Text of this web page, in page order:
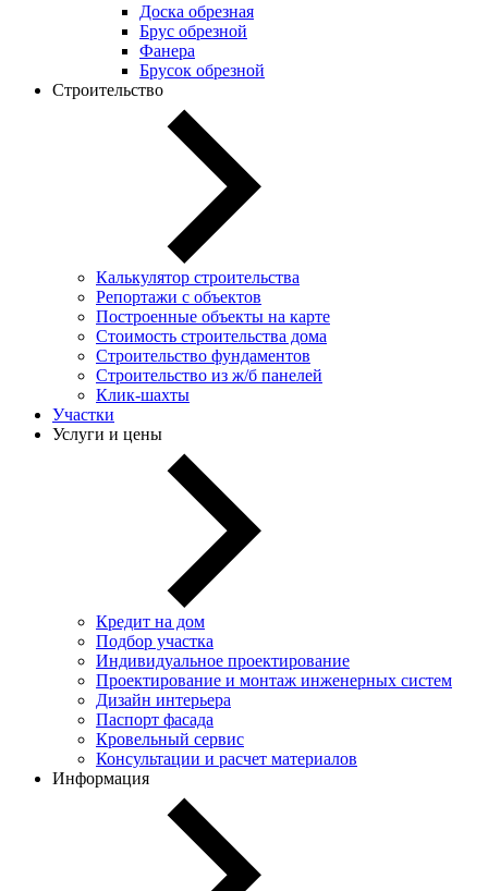
Доска обрезная
Брус обрезной
Фанера
Брусок обрезной
Строительство
Калькулятор строительства
Репортажи с объектов
Построенные объекты на карте
Стоимость строительства дома
Строительство фундаментов
Строительство из ж/б панелей
Клик-шахты
Участки
Услуги и цены
Кредит на дом
Подбор участка
Индивидуальное проектирование
Проектирование и монтаж инженерных систем
Дизайн интерьера
Паспорт фасада
Кровельный сервис
Консультации и расчет материалов
Информация